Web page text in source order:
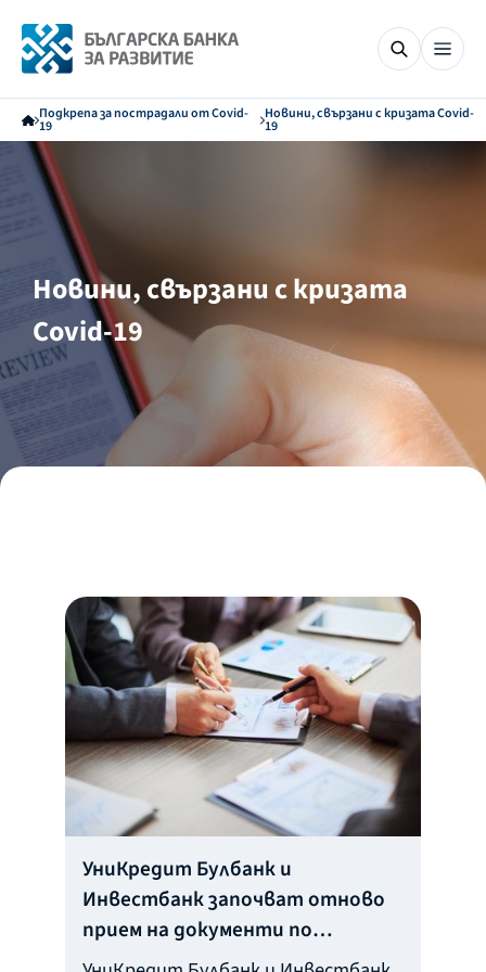
Подкрепа за пострадали от Covid-
19
Новини, свързани с кризата Covid-
19
Новини, свързани с кризата
Covid-19
УниКредит Булбанк и
Инвестбанк започват отново
прием на документи по
програмата за безлихвено